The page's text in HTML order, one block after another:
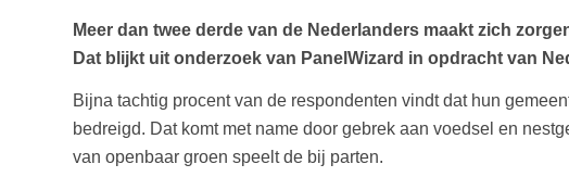
Meer dan twee derde van de Nederlanders maakt zich
Dat blijkt uit onderzoek van PanelWizard in opdracht van
Bijna tachtig procent van de respondenten vindt dat hun
bedreigd. Dat komt met name door gebrek aan voedsel en
van openbaar groen speelt de bij parten.